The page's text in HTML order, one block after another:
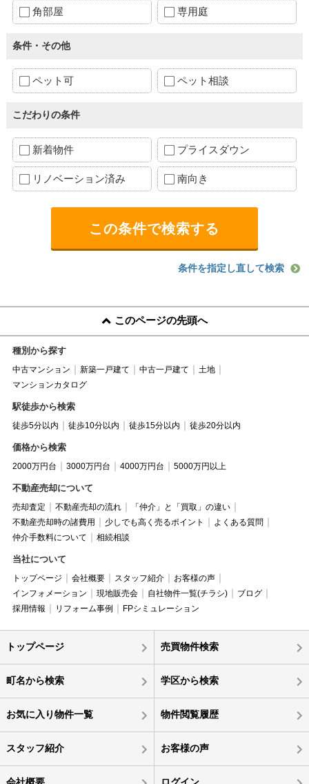
角部屋 専用庭
条件・その他
ペット可 ペット相談
こだわりの条件
新着物件 プライスダウン
リノベーション済み 南向き
条件を指定し直して検索
このページの先頭へ
種別から探す
中古マンション 新築一戸建て 中古一戸建て
土地
マンションカタログ
駅徒歩から検索
徒歩5分以内 徒歩10分以内 徒歩15分以内 徒歩20分以内
価格から検索
2000万円台 3000万円台 4000万円台 5000万円以上
不動産売却について
売却査定 不動産売却の流れ
「仲介」と「買取」の違い
不動産売却時の諸費用
少しでも高く売るポイント
よくある質問
仲介手数料について
相続相談
当社について
トップページ 会社概要 スタッフ紹介
お客様の声
インフォメーション
現地販売会 自社物件一覧(チラシ)
ブログ
採用情報
リフォーム事例 FPシミュレーション
トップページ 売買物件検索
町名から検索 学区から検索
お気に入り物件一覧 物件閲覧履歴
スタッフ紹介 お客様の声